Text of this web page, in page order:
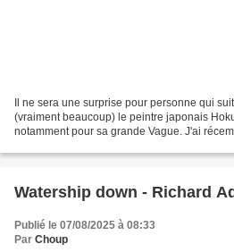
Il ne sera une surprise pour personne qui
(vraiment beaucoup) le peintre japonais
notamment pour sa grande Vague. J'ai
Watership down - Richard
Publié le 07/08/2025 à 08:33
Par Choup